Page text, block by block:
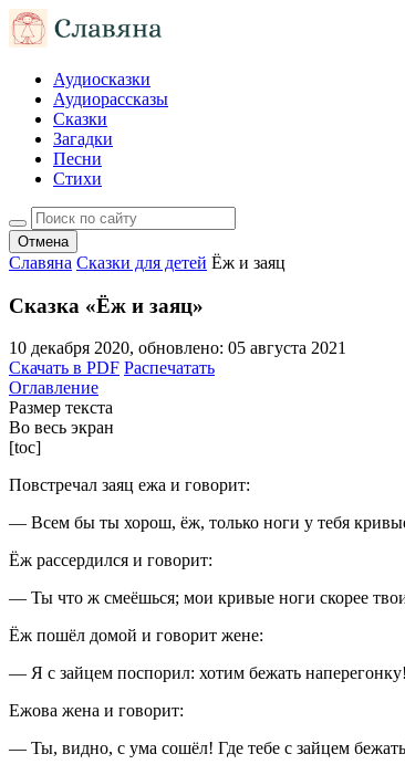
Аудиосказки
Аудиорассказы
Сказки
Загадки
Песни
Стихи
Отмена
Славяна Сказки для детей Ёж и заяц
Сказка «Ёж и заяц»
10 декабря 2020, обновлено: 05 августа 2021
Скачать в PDF Распечатать
Оглавление
Размер текста
Во весь экран
[toc]
Повстречал заяц ежа и говорит:
— Всем бы ты хорош, ёж, только ноги у тебя
Ёж рассердился и говорит:
— Ты что ж смеёшься; мои кривые ноги скорее
Ёж пошёл домой и говорит жене:
— Я с зайцем поспорил: хотим бежать наперегонку!
Ежова жена и говорит:
— Ты, видно, с ума сошёл! Где тебе с зайцем